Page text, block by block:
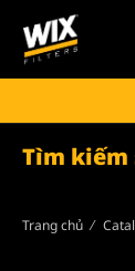
Tìm kiếm
Trang chủ